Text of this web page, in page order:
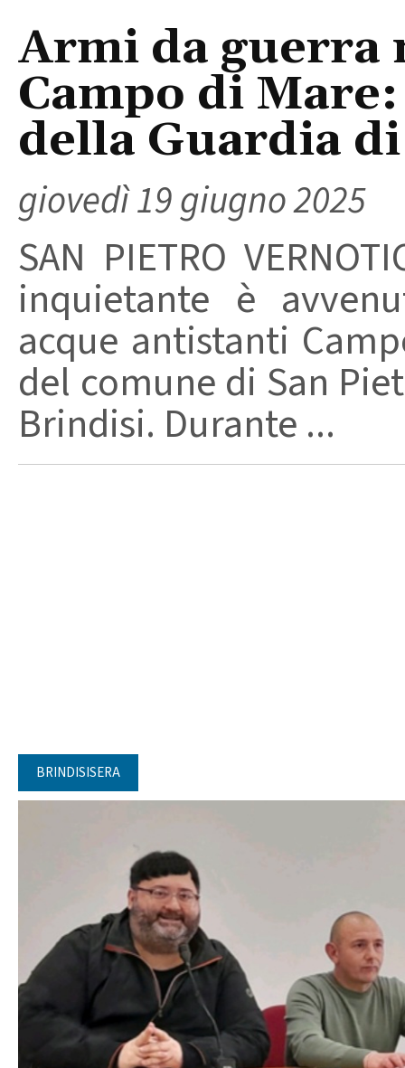
Armi da guerra
Campo di
della Guardia
giovedì 19 giugno 2025
SAN PIETRO
inquietante è
acque antistanti
del comune di San
Brindisi. Durante ...
BRINDISISERA